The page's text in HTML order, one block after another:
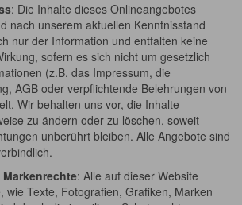
: Die Inhalte dieses Onlineangebotes
nach unserem aktuellen Kenntnisstand
nur der Information und entfalten keine
sofern es sich nicht um gesetzlich
(z.B. das Impressum, die
AGB oder verpflichtende Belehrungen von
Wir behalten uns vor, die Inhalte
zu ändern oder zu löschen, soweit
unberührt bleiben. Alle Angebote sind
: Alle auf dieser Website
wie Texte, Fotografien, Grafiken, Marken